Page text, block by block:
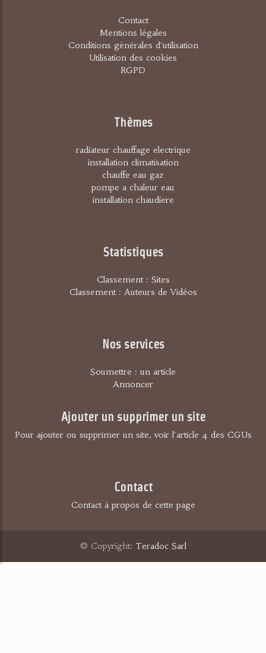
Contact
Mentions légales
Conditions générales d'utilisation
Utilisation des cookies
RGPD
Thèmes
radiateur chauffage electrique
installation climatisation
chauffe eau gaz
pompe a chaleur eau
installation chaudiere
Statistiques
Classement : Sites
Classement : Auteurs de Vidéos
Nos services
Soumettre : un article
Annoncer
Ajouter un supprimer un site
Pour ajouter ou supprimer un site, voir l'article 4 des CGUs
Contact
Contact à propos de cette page
© Copyright: Teradoc Sarl